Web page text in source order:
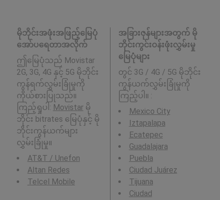
မိုဘိုင်းအဖုံးအဖြည့်မြေပုံ
အော်ပရေတာအလိုက်
ဤမြေပုံသည် Movistar
2G, 3G, 4G နှင့် 5G မိုဘိုင်း
ကွန်ရက်လွှမ်းခြုံမှုကို
ကိုယ်စားပြုသည်။
ကြည့်ရှုပါ: Movistarမို
ဘိုင်း bitrates မြေပုံနှင့် မို
ဘိုင်းကွန်ယက်များ
လွှမ်းခြုံမှု။
AT&T / Unefon
Altan Redes
Telcel Mobile
အခြားဇုန်များအတွက် မို
ဘိုင်းကွင်းဝန်းဖုံးလွှမ်းမှု
မြေပုံများ
တွင် 3G / 4G / 5G မိုဘိုင်း
ကွန်ယက်လွှမ်းခြုံမှုကို
ကြည့်ပါ။ :
Mexico City
Iztapalapa
Ecatepec
Guadalajara
Puebla
Ciudad Juárez
Tijuana
Ciudad